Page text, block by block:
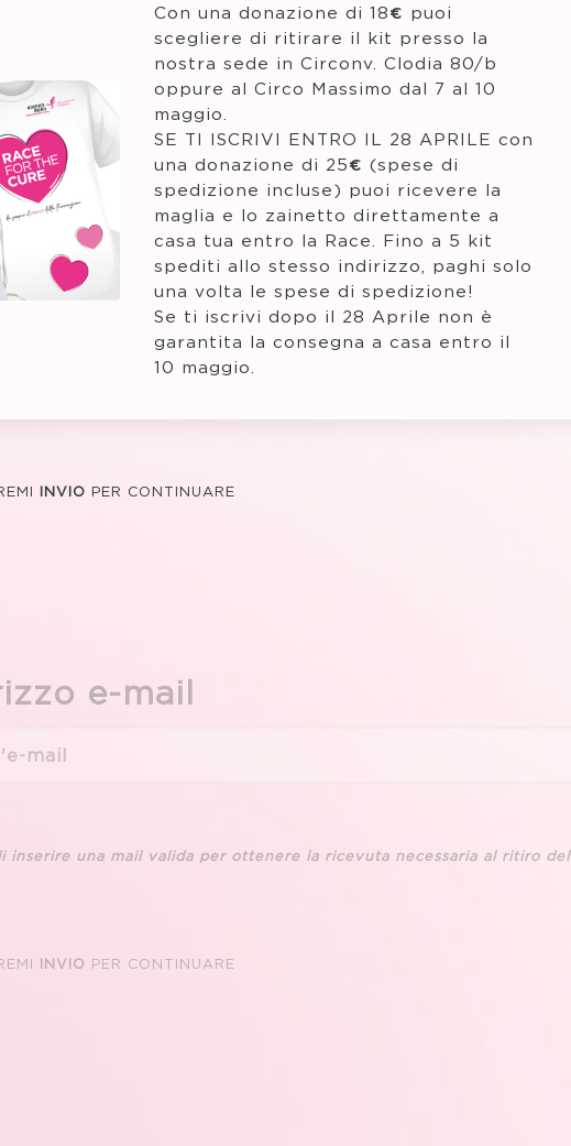
Con una donazione di 18€ puoi
scegliere di ritirare il kit presso la
nostra sede in Circonv. Clodia 80/b
oppure al Circo Massimo dal 7 al 10
maggio.
SE TI ISCRIVI ENTRO IL 28 APRILE con
una donazione di 25€ (spese di
spedizione incluse) puoi ricevere la
maglia e lo zainetto direttamente a
casa tua entro la Race. Fino a 5 kit
spediti allo stesso indirizzo, paghi solo
una volta le spese di spedizione!
Se ti iscrivi dopo il 28 Aprile non è
garantita la consegna a casa entro il
10 maggio.
INVIO PER CONTINUARE
e-mail
inserire una mail valida per ottenere la ricevuta necessaria al ritiro del
INVIO PER CONTINUARE